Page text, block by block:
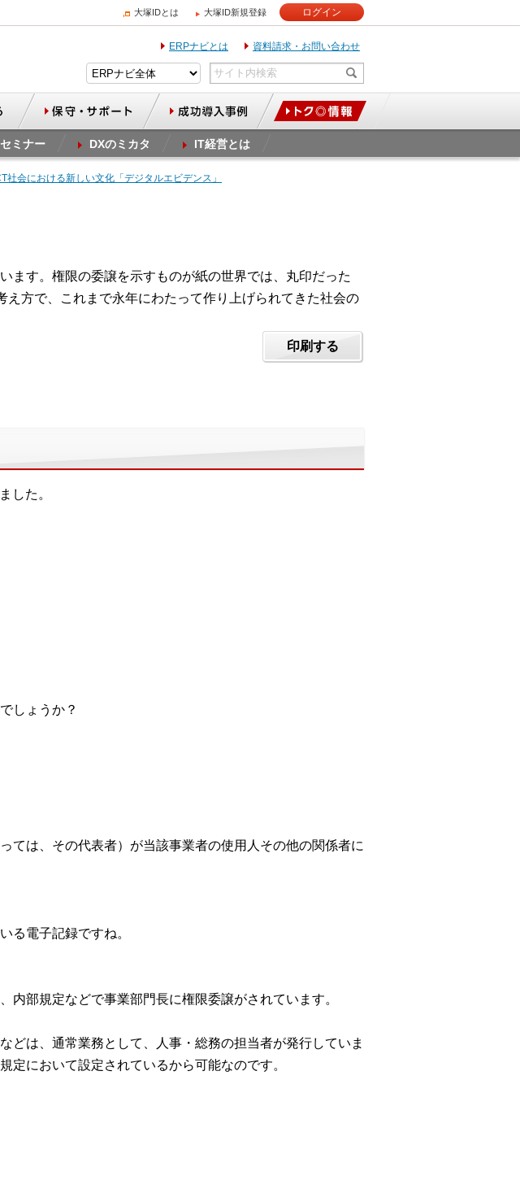
大塚IDとは 大塚ID新規登録 ログイン
ERPナビとは 資料請求・お問い合わせ
ミナー DXのミカタ IT経営とは
社会における新しい文化「デジタルエビデンス」
ます。権限の委譲を示すものが紙の世界では、丸印だった
方で、これまで永年にわたって作り上げられてきた社会の
印刷する
した。
しょうか？
ては、その代表者）が当該事業者の使用人その他の関係者に
る電子記録ですね。
部規定などで事業部門長に権限委譲がされています。
どは、通常業務として、人事・総務の担当者が発行していま
定において設定されているから可能なのです。